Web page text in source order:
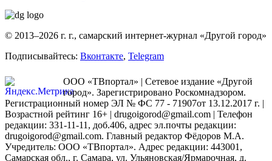
© 2013–2026 г. г., самарский интернет-журнал «Другой город»
Подписывайтесь: Вконтакте, Telegram
ООО «ТВпортал» | Сетевое издание «Другой
город». Зарегистрировано Роскомнадзором.
Регистрационный номер ЭЛ № ФС 77 - 71907от 13.12.2017 г. |
Возрастной рейтинг 16+ | drugoigorod@gmail.com | Телефон
редакции: 331-11-11, доб.406, адрес эл.почты редакции:
drugoigorod@gmail.com. Главный редактор Фёдоров М.А.
Учредитель: ООО «ТВпортал». Адрес редакции: 443001,
Самарская обл., г. Самара, ул. Ульяновская/Ярмарочная, д.